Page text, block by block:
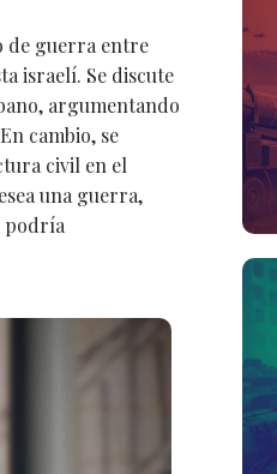
de guerra entre
israelí. Se discute
argumentando
cambio, se
civil en el
una guerra,
podría